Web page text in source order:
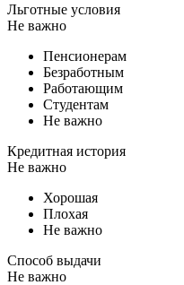
Льготные условия
Не важно
Пенсионерам
Безработным
Работающим
Студентам
Не важно
Кредитная история
Не важно
Хорошая
Плохая
Не важно
Способ выдачи
Не важно